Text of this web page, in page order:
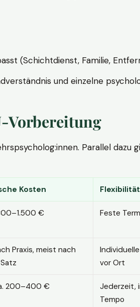
(Schichtdienst, Familie,
und einzelne
Vorbereitung
Parallel
Kosten Flexibilität
€ Feste
Praxis, meist nach
vor Ort
200–400 €
Jederzeit,
Tempo